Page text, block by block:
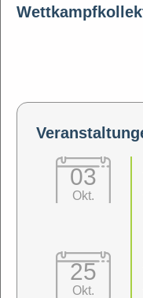
03
Okt.
25
Okt.